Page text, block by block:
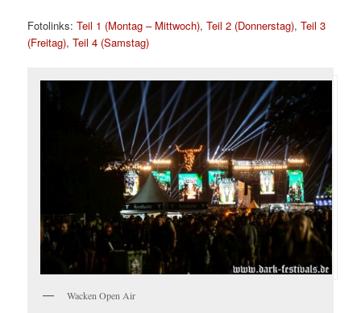
Fotolinks:Teil 1 (Montag – Mittwoch),Teil 2 (Donnerstag),Teil 3
(Freitag),Teil 4 (Samstag)
Wacken Open Air